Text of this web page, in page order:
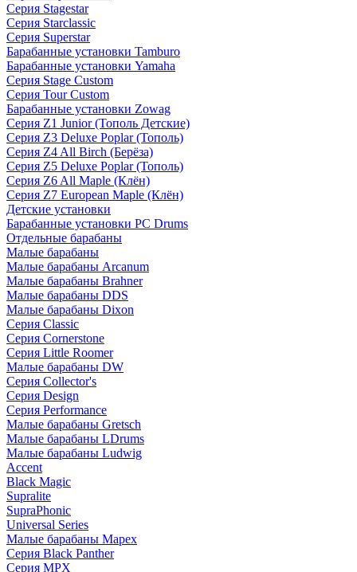
Серия Stagestar
Серия Starclassic
Серия Superstar
Барабанные установки Tamburo
Барабанные установки Yamaha
Серия Stage Custom
Серия Tour Custom
Барабанные установки Zowag
Серия Z1 Junior (Тополь Детские)
Серия Z3 Deluxe Poplar (Тополь)
Серия Z4 All Birch (Берёза)
Серия Z5 Deluxe Poplar (Тополь)
Серия Z6 All Maple (Клён)
Серия Z7 European Maple (Клён)
Детские установки
Барабанные установки PC Drums
Отдельные барабаны
Малые барабаны
Малые барабаны Arcanum
Малые барабаны Brahner
Малые барабаны DDS
Малые барабаны Dixon
Серия Classic
Серия Cornerstone
Серия Little Roomer
Малые барабаны DW
Серия Collector's
Серия Design
Серия Performance
Малые барабаны Gretsch
Малые барабаны LDrums
Малые барабаны Ludwig
Accent
Black Magic
Supralite
SupraPhonic
Universal Series
Малые барабаны Mapex
Серия Black Panther
Серия MPX